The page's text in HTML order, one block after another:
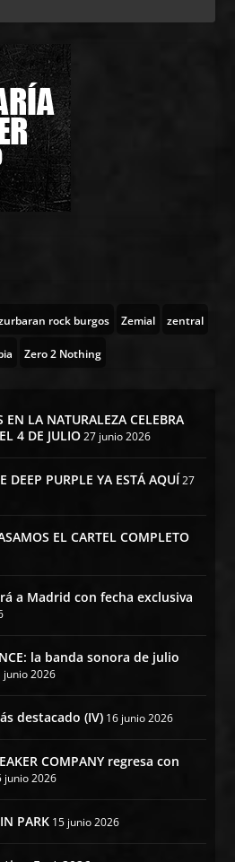
rock burgos Zemial zentral
Zero 2 Nothing
EN LA NATURALEZA CELEBRA
4 DE JULIO 27 junio 2026
DEEP PURPLE YA ESTÁ AQUÍ27
EL CARTEL COMPLETO
a Madrid con fecha exclusiva
la banda sonora de julio
junio 2026
destacado (IV) 16 junio 2026
COMPANY regresa con
junio 2026
PARK 15 junio 2026